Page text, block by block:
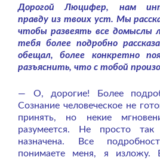
Дорогой Люцифер, нам
правду из твоих уст. Мы
чтобы развеять все домыслы
тебя более подробно
обещал, более конкретно
разъяснить, что с тобой
— О, дорогие! Более
Сознание человеческое не
принять, но некие
разумеется. Не просто
назначена. Все
понимаете меня, я изложу.